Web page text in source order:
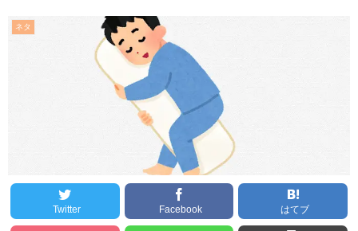
ネタ
Twitter Facebook はてブ